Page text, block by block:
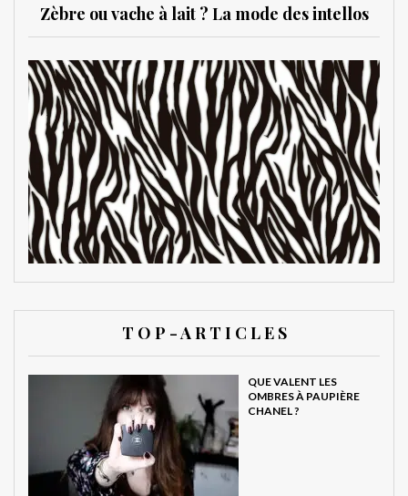
Zèbre ou vache à lait ? La mode des intellos
T O P - A R T I C L E S
QUE VALENT LES
OMBRES À PAUPIÈRE
CHANEL ?